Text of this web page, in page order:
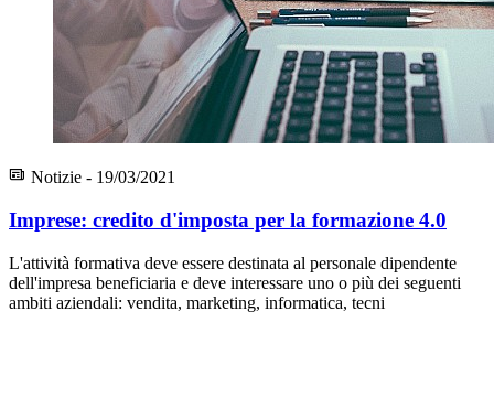
Notizie - 19/03/2021
Imprese: credito d'imposta per la formazione 4.0
L'attività formativa deve essere destinata al personale dipendente
dell'impresa beneficiaria e deve interessare uno o più dei seguenti
ambiti aziendali: vendita, marketing, informatica, tecni